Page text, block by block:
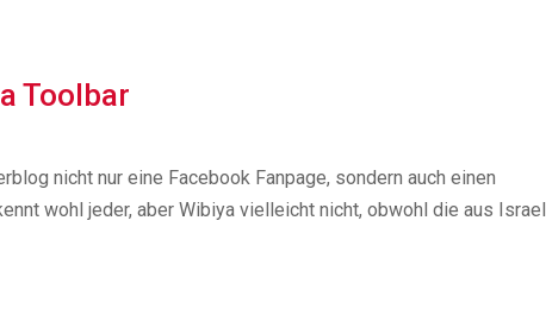
Toolbar
nicht nur eine Facebook Fanpage, sondern auch einen
wohl jeder, aber Wibiya vielleicht nicht, obwohl die aus Israel